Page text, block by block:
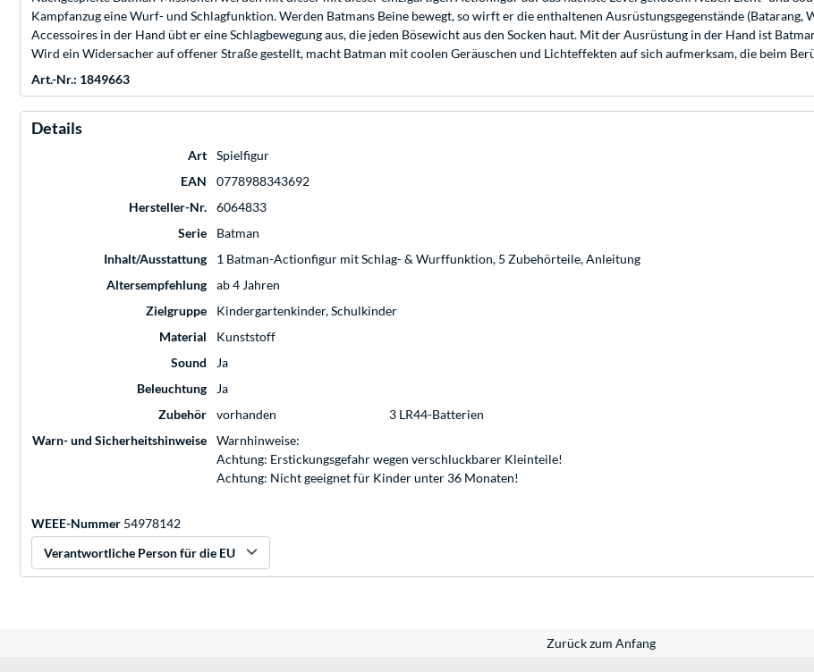
Kampfanzug eine Wurf- und Schlagfunktion. Werden Batmans Beine bewegt, so wirft er die enthaltenen Ausrüstungsgegenstände (Batarang,
Accessoires in der Hand übt er eine Schlagbewegung aus, die jeden Bösewicht aus den Socken haut. Mit der Ausrüstung in der Hand ist
Wird ein Widersacher auf offener Straße gestellt, macht Batman mit coolen Geräuschen und Lichteffekten auf sich aufmerksam, die beim
Art.-Nr.: 1849663
Details
Art
Spielfigur
EAN
0778988343692
Hersteller-Nr.
6064833
Serie
Batman
Inhalt/Ausstattung
1 Batman-Actionfigur mit Schlag- & Wurffunktion, 5 Zubehörteile, Anleitung
Altersempfehlung
ab 4 Jahren
Zielgruppe
Kindergartenkinder, Schulkinder
Material
Kunststoff
Sound
Ja
Beleuchtung
Ja
Zubehör
vorhanden
3 LR44-Batterien
Warn- und Sicherheitshinweise
Warnhinweise:
Achtung: Erstickungsgefahr wegen verschluckbarer Kleinteile!
Achtung: Nicht geeignet für Kinder unter 36 Monaten!
WEEE-Nummer 54978142
Verantwortliche Person für die EU
Zurück zum Anfang